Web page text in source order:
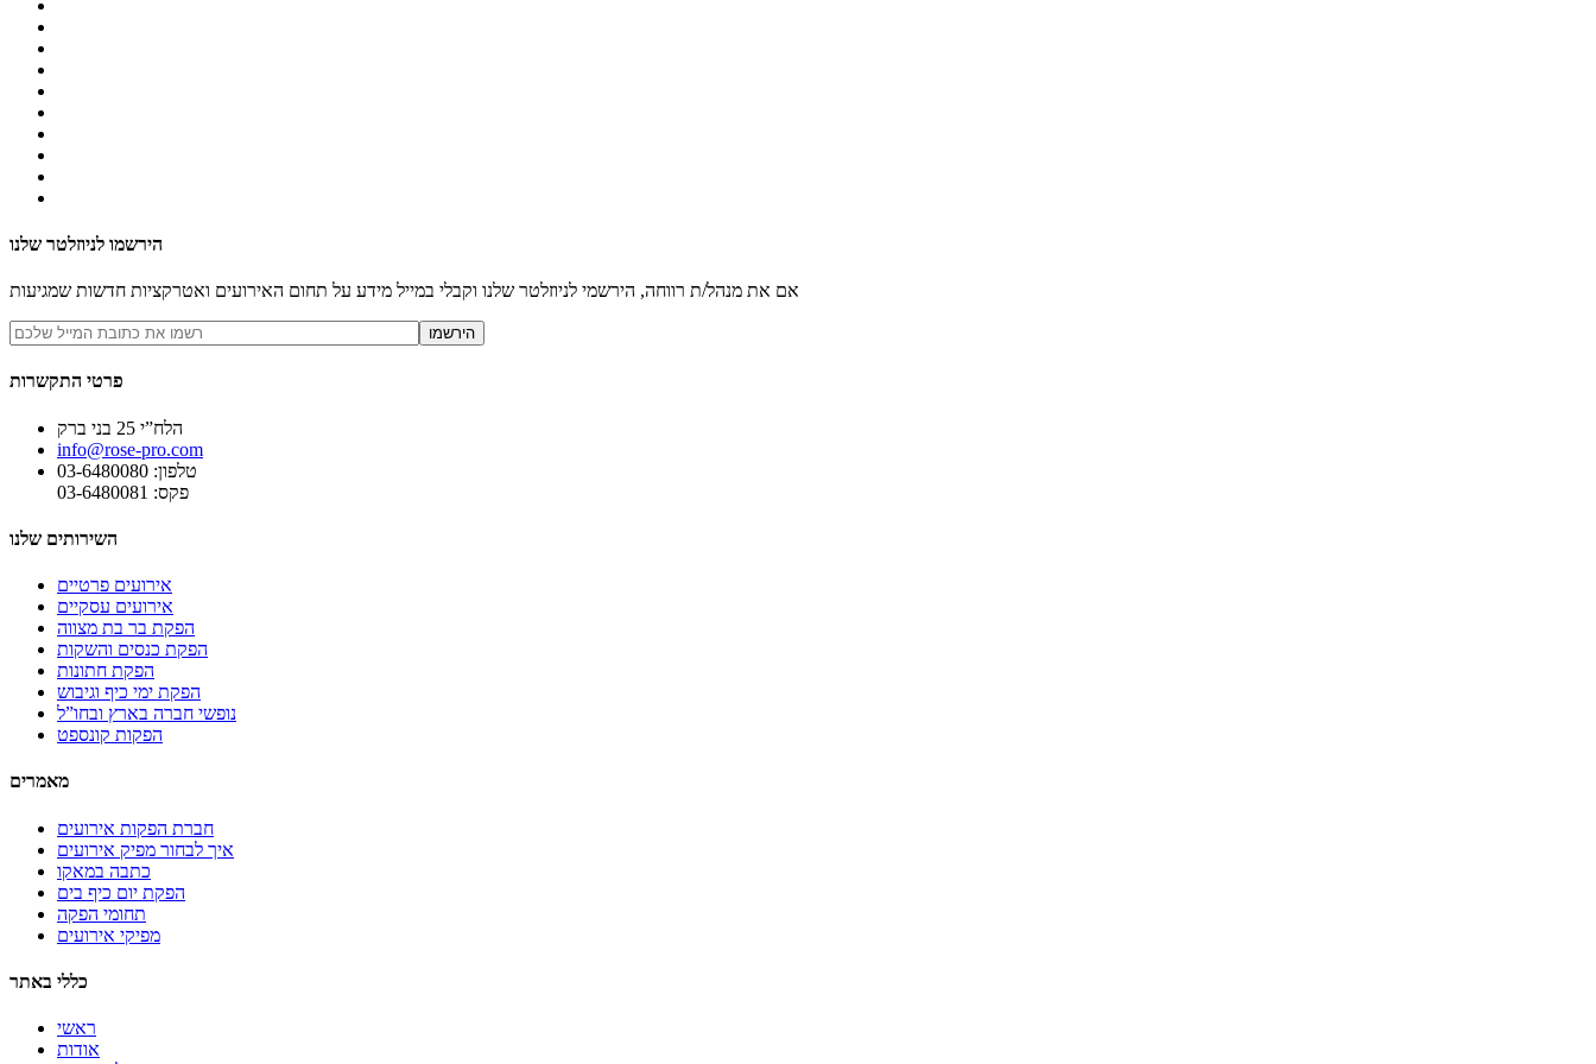
הירשמו לניוזלטר שלנו
אם את מנהל/ת רווחה, הירשמי לניוזלטר שלנו וקבלי במייל מידע על תחום האירועים ואטרקציות חדשות שמגיעות
פרטי התקשרות
הלח”י 25 בני ברק
info@rose-pro.com
טלפון: 03-6480080
פקס: 03-6480081
השירותים שלנו
אירועים פרטיים
אירועים עסקיים
הפקת בר בת מצווה
הפקת כנסים והשקות
הפקת חתונות
הפקת ימי כיף וגיבוש
נופשי חברה בארץ ובחו”ל
הפקות קונספט
מאמרים
חברת הפקות אירועים
איך לבחור מפיק אירועים
כתבה במאקו
הפקת יום כיף בים
תחומי הפקה
מפיקי אירועים
כללי באתר
ראשי
אודות